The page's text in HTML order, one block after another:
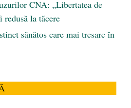
CNA: „Libertatea de
redusă la tăcere
sănătos care mai tresare în